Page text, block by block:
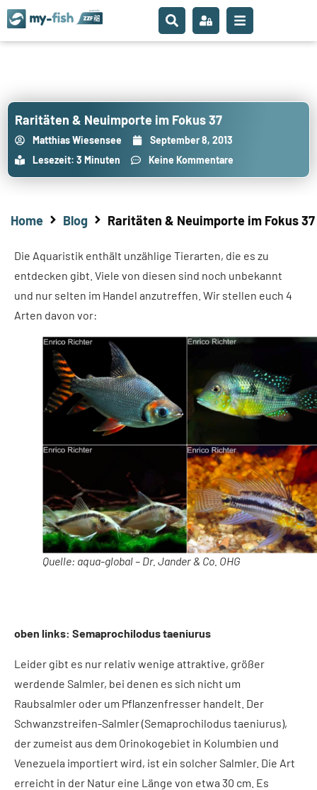
Raritäten & Neuimporte im Fokus 37
Matthias Wiesensee
September 8, 2013
Lesezeit: 3 Minuten
Keine Kommentare
Home Blog Raritäten & Neuimporte im Fokus 37
Die Aquaristik enthält unzählige Tierarten, die es zu
entdecken gibt. Viele von diesen sind noch unbekannt
und nur selten im Handel anzutreffen. Wir stellen euch 4
Arten davon vor:
Quelle: aqua-global – Dr. Jander & Co. OHG
oben links: Semaprochilodus taeniurus
Leider gibt es nur relativ wenige attraktive, größer
werdende Salmler, bei denen es sich nicht um
Raubsalmler oder um Pflanzenfresser handelt. Der
Schwanzstreifen-Salmler (Semaprochilodus taeniurus),
der zumeist aus dem Orinokogebiet in Kolumbien und
Venezuela importiert wird, ist ein solcher Salmler. Die Art
erreicht in der Natur eine Länge von etwa 30 cm. Es